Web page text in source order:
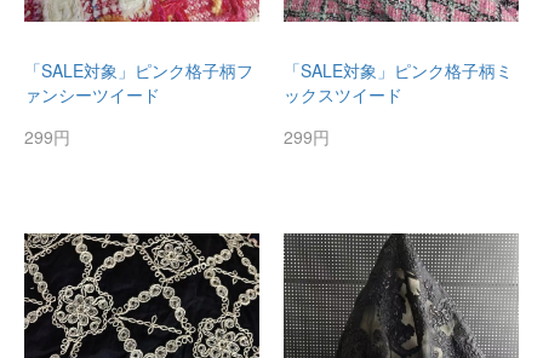
「SALE対象」ピンク格子柄フ
ァンシーツイード
299円
「SALE対象」ピンク格子柄ミ
ックスツイード
299円